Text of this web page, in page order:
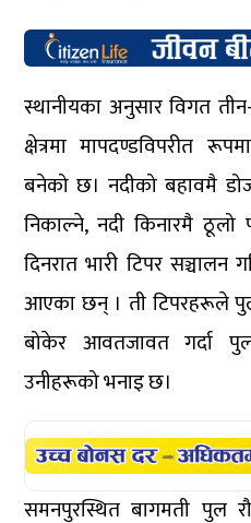
स्थानीयका अनुसार विगत
क्षेत्रमा मापदण्डविपरीत
बनेको छ। नदीको बहावमै
निकाल्ने, नदी किनारमै ठूलो
दिनरात भारी टिपर
आएका छन् । ती टिपरहरूले
बोकेर आवतजावत गर्दा
उनीहरूको भनाइ छ।
समनपुरस्थित बागमती पुल